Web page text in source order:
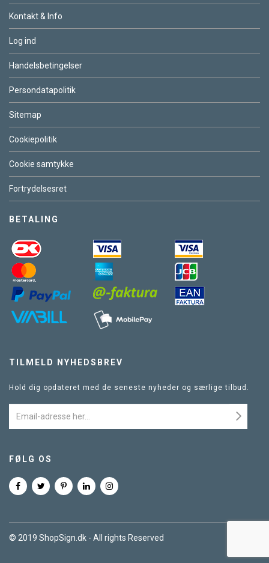
Kontakt & Info
Log ind
Handelsbetingelser
Persondatapolitik
Sitemap
Cookiepolitik
Cookie samtykke
Fortrydelsesret
BETALING
TILMELD NYHEDSBREV
Hold dig opdateret med de seneste nyheder og særlige tilbud.
FØLG OS
© 2019 ShopSign.dk - All rights Reserved